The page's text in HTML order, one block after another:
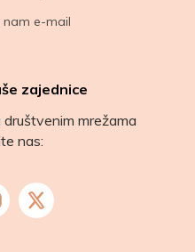
nam e-mail
zajednice
mrežama
nas: